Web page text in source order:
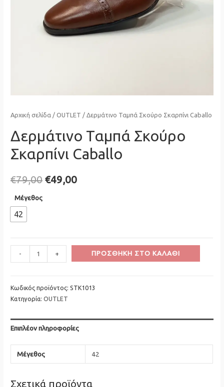
Αρχική σελίδα /OUTLET / Δερμάτινο Ταμπά Σκούρο Σκαρπίνι Caballo
Δερμάτινο Ταμπά Σκούρο
Σκαρπίνι Caballo
€79,00 Original
€79,00.
€49,00Η
είναι:
€49,00.
Μέγεθος
42
Quantity
-
Δερμάτινο
Ταμπά
Σκαρπίνι
Caballo
Quantity
+ ΠΡΟΣΘΉΚΗ ΣΤΟ ΚΑΛΆΘΙ
Κωδικός προϊόντος:STK1013
Κατηγορία:OUTLET
Επιπλέον πληροφορίες
Μέγεθος 42
Σχετικά προϊόντα